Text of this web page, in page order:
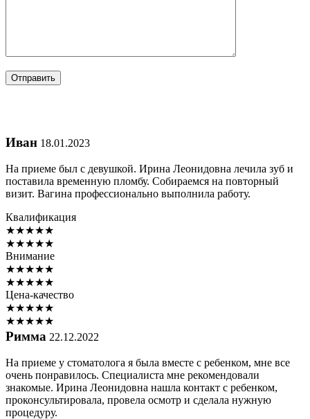
Иван 18.01.2023
На приеме был с девушкой. Ирина Леонидовна лечила зуб и
поставила временную пломбу. Собираемся на повторный
визит. Вагина профессионально выполнила работу.
Квалификация
★★★★★
★★★★★
Внимание
★★★★★
★★★★★
Цена-качество
★★★★★
★★★★★
Римма 22.12.2022
На приеме у стоматолога я была вместе с ребенком, мне все
очень понравилось. Специалиста мне рекомендовали
знакомые. Ирина Леонидовна нашла контакт с ребенком,
проконсультировала, провела осмотр и сделала нужную
процедуру.